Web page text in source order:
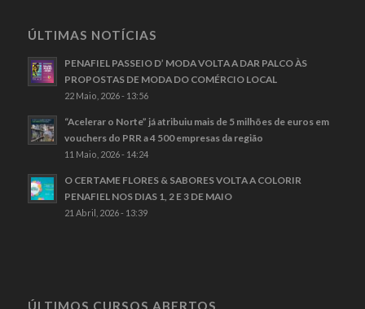
ÚLTIMAS NOTÍCIAS
PENAFIEL PASSEIO D’ MODA VOLTA A DAR PALCO ÀS
PROPOSTAS DE MODA DO COMÉRCIO LOCAL
22 Maio, 2026 - 13:56
“Acelerar o Norte” já atribuiu mais de 5 milhões de euros em
vouchers do PRR a 4 500 empresas da região
11 Maio, 2026 - 14:24
O CERTAME FLORES & SABORES VOLTA A COLORIR
PENAFIEL NOS DIAS 1, 2 E 3 DE MAIO
21 Abril, 2026 - 13:39
ÚLTIMOS CURSOS ABERTOS